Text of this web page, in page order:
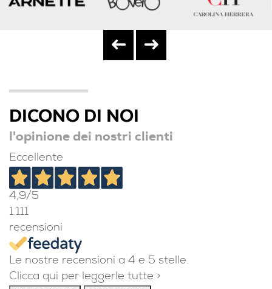
DICONO DI NOI
l'opinione dei nostri clienti
Eccellente
4,9/5
1.111
recensioni
Le nostre recensioni a 4 e 5 stelle.
Clicca qui per leggerle tutte >